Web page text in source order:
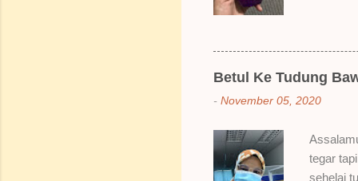
hakak
bau dia
naklah
Betul Ke Tudung
- November 05, 2020
tegar
sehelai